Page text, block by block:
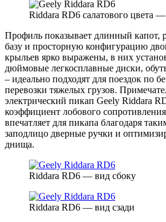
Riddara RD6 салатового цвета
Профиль показывает длинный капот,
базу и просторную конфигурацию
крыльев ярко выражены, в них
дюймовые легкосплавные диски,
– идеально подходят для поездок по
перевозки тяжелых грузов.
электрический пикап Geely Riddara
коэффициент лобового
впечатляет для пикапа благодаря
заподлицо дверные ручки и
днища.
Riddara RD6 — вид сбоку
Riddara RD6 — вид сзади